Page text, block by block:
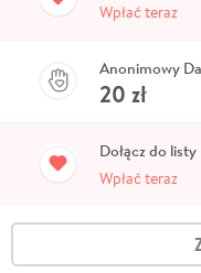
Wpłać teraz
Anonimowy
20 zł
Dołącz do listy
Wpłać teraz